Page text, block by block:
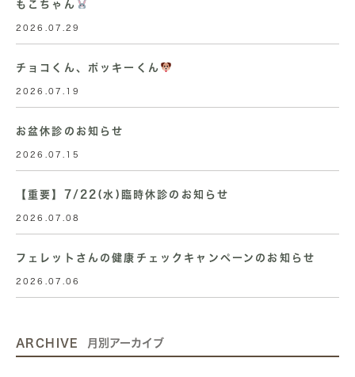
もこちゃん
2026.07.29
チョコくん、ポッキーくん
2026.07.19
お盆休診のお知らせ
2026.07.15
【重要】7/22(水)臨時休診のお知らせ
2026.07.08
フェレットさんの健康チェックキャンペーンのお知らせ
2026.07.06
ARCHIVE 月別アーカイブ